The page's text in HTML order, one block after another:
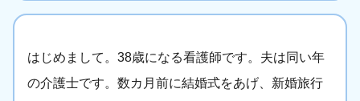
はじめまして。38歳になる看護師です。夫は同い年
の介護士です。数カ月前に結婚式をあげ、新婚旅行